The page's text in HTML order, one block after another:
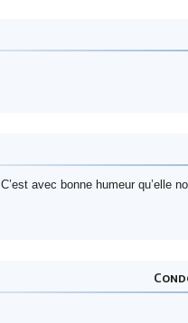
C’est avec bonne humeur qu’elle